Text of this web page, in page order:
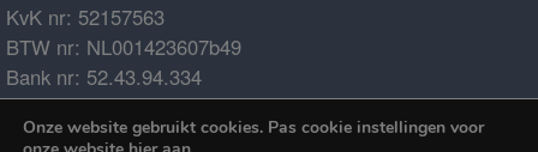
KvK nr: 52157563
BTW nr: NL001423607b49
Bank nr: 52.43.94.334
IBAN: NL68ABNA0524394334
BIC: ABNANL2A
Onze website gebruikt cookies. Pas cookie instellingen voor